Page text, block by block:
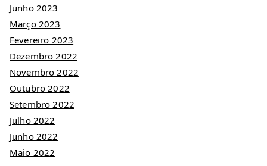
Junho 2023
Março 2023
Fevereiro 2023
Dezembro 2022
Novembro 2022
Outubro 2022
Setembro 2022
Julho 2022
Junho 2022
Maio 2022